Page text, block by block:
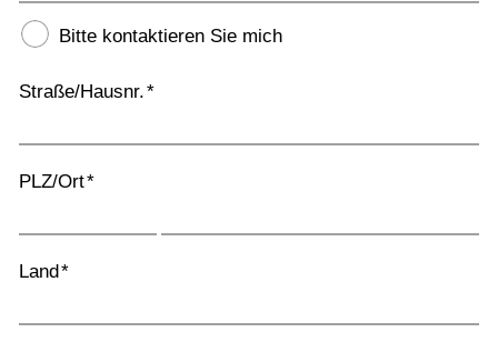
Bitte kontaktieren Sie mich
Straße/Hausnr.*
PLZ/Ort*
Land*